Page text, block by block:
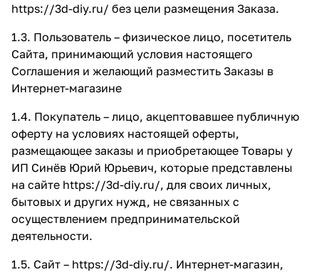
https://3d-diy.ru/ без цели размещения Заказа.
1.3. Пользователь – физическое лицо, посетитель
Сайта, принимающий условия настоящего
Соглашения и желающий разместить Заказы в
Интернет-магазине
1.4. Покупатель – лицо, акцептовавшее публичную
оферту на условиях настоящей оферты,
размещающее заказы и приобретающее Товары у
ИП Синёв Юрий Юрьевич, которые представлены
на сайте https://3d-diy.ru/, для своих личных,
бытовых и других нужд, не связанных с
осуществлением предпринимательской
деятельности.
1.5. Сайт – https://3d-diy.ru/. Интернет-магазин,